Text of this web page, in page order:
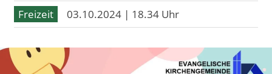
» Notizen
» Politik
» Sport
Freizeit 03.10.2024 | 18.34 Uhr